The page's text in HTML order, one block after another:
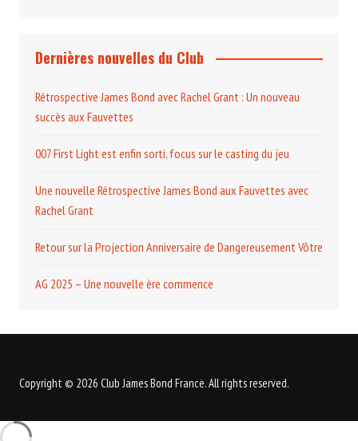
Dernières nouvelles du Club
Rétrospective James Bond avec Rachel Grant : Un nouveau
succès aux Fauvettes
007 First Light est enfin sorti, focus sur le casting du jeu
Une nouvelle Rétrospective James Bond aux Fauvettes avec
Rachel Grant
Retour sur la Projection Anniversaire de Dangereusement Vôtre
AG 2025 – Une nouvelle ère commence
Copyright © 2026 Club James Bond France. All rights reserved.